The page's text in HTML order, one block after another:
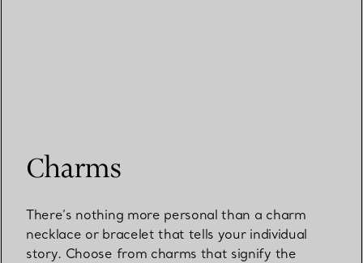
Charms
There’s nothing more personal than a charm
necklace or bracelet that tells your individual
story. Choose from charms that signify the